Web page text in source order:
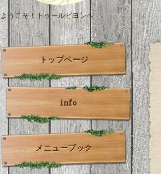
ようこそ！トゥールビヨンへ
トップページ
info
メニューブック